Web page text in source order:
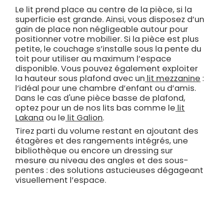
Le lit prend place au centre de la pièce, si la
superficie est grande. Ainsi, vous disposez d’un
gain de place non négligeable autour pour
positionner votre mobilier. Si la pièce est plus
petite, le couchage s’installe sous la pente du
toit pour utiliser au maximum l’espace
disponible. Vous pouvez également exploiter
la hauteur sous plafond avec un lit mezzanine :
l’idéal pour une chambre d’enfant ou d’amis.
Dans le cas d'une pièce basse de plafond,
optez pour un de nos lits bas comme le lit
Lakana ou le lit Galion.
Tirez parti du volume restant en ajoutant des
étagères et des rangements intégrés, une
bibliothèque ou encore un dressing sur
mesure au niveau des angles et des sous-
pentes : des solutions astucieuses dégageant
visuellement l’espace.